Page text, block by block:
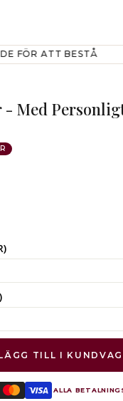
ATT BESTÅ
- Med
TILL I
ALLA